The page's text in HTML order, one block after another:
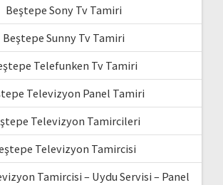
Beştepe Sony Tv Tamiri
Beştepe Sunny Tv Tamiri
Telefunken Tv Tamiri
Televizyon Panel Tamiri
Televizyon Tamircileri
Televizyon Tamircisi
Tamircisi – Uydu Servisi – Panel